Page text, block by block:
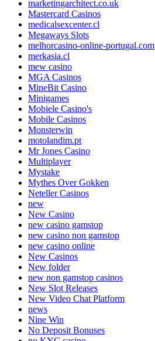
marketingarchitect.co.uk
Mastercard Casinos
medicalsexcenter.cl
Megaways Slots
melhorcasino-online-portugal.com
merkasia.cl
mew casino
MGA Casinos
MineBit Casino
Minigames
Mobiele Casino's
Mobile Casinos
Monsterwin
motolandim.pt
Mr Jones Casino
Multiplayer
Mystake
Mythes Over Gokken
Neteller Casinos
new
New Casino
new casino gamstop
new casino non gamstop
new casino online
New Casinos
New folder
new non gamstop casinos
New Slot Releases
New Video Chat Platform
news
Nine Win
No Deposit Bonuses